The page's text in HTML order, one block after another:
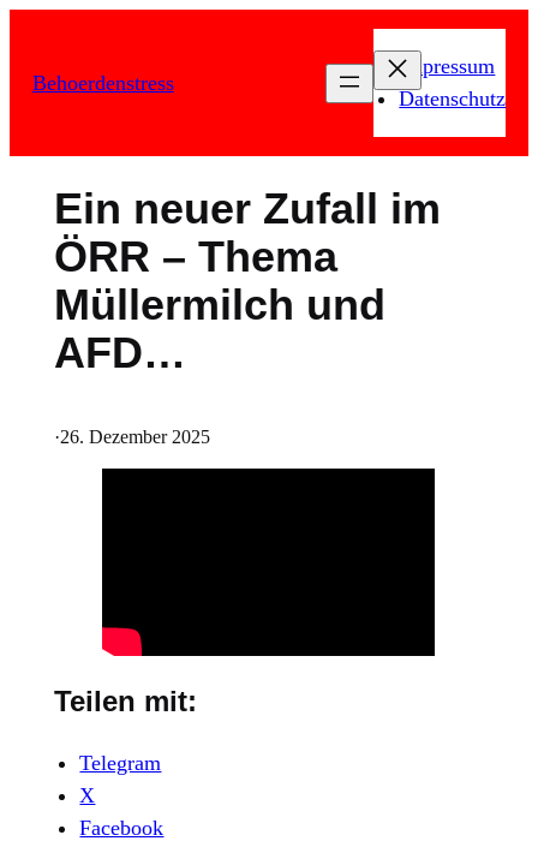
springen
Behoerdenstress
Impressum
Datenschutz
Ein neuer Zufall im
ÖRR – Thema
Müllermilch und
AFD…
·26. Dezember 2025
Teilen mit:
Telegram
X
Facebook